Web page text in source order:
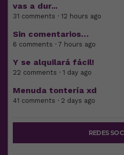
vas a dur...
31 comments · 12 hours ago
Sin comentarios…
6 comments · 7 hours ago
Y se alquilará fácil!
22 comments · 1 day ago
Menuda tontería xd
41 comments · 2 days ago
REDES